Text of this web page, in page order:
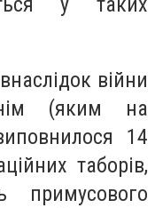
війни
(яким на
14
таборів,
примусового